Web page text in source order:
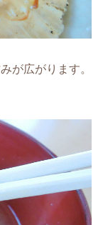
が広がります。